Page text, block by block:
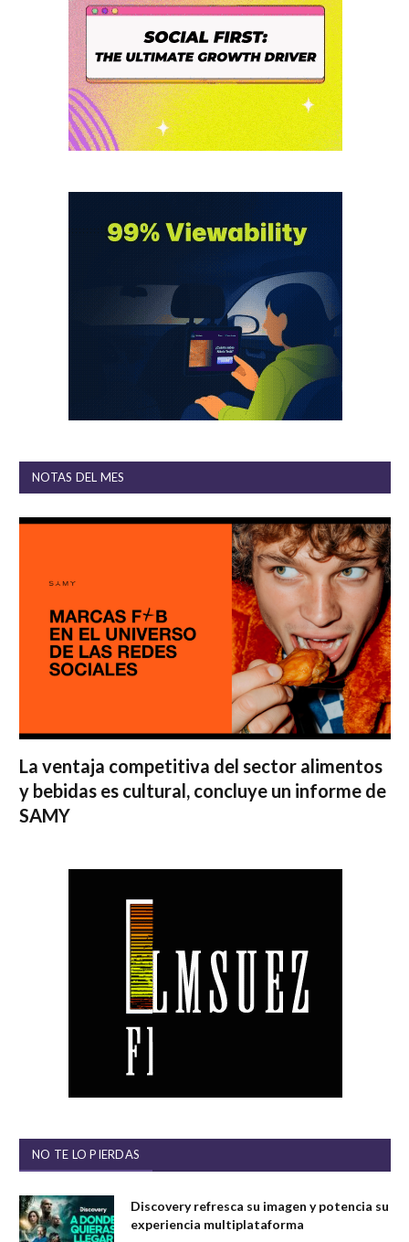
NOTAS DEL MES
La ventaja competitiva del sector alimentos
y bebidas es cultural, concluye un informe de
SAMY
NO TE LO PIERDAS
Discovery refresca su imagen y potencia su
experiencia multiplataforma